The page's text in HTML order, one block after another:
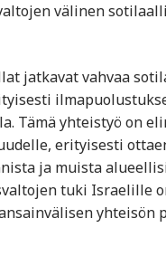
välinen
jatkavat vahvaa
Tämä yhteistyö on
erityisesti
ja muista
tuki Israelille
yhteisön